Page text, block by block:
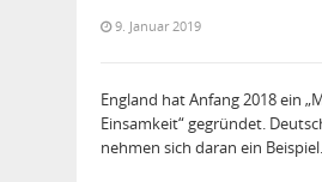
9. Januar 2019
England hat Anfang 2018 ein
Einsamkeit“ gegründet.
nehmen sich daran ein Beispiel.